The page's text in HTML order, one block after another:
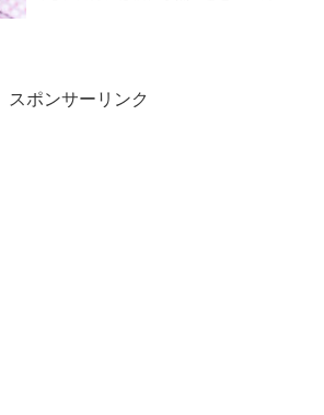
スポンサーリンク